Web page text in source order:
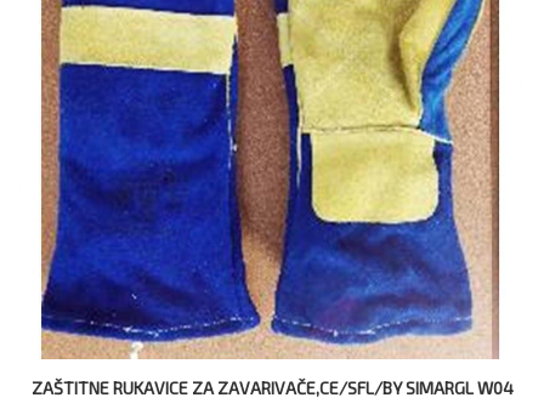
ZAŠTITNE RUKAVICE ZA ZAVARIVAČE,CE/SFL/BY SIMARGL W04